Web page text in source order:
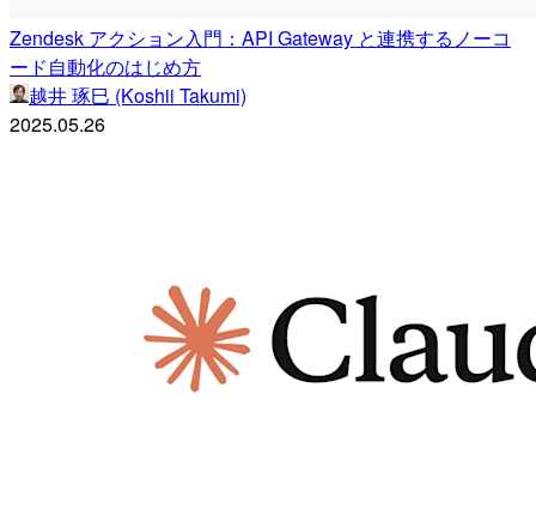
Zendesk アクション入門：API Gateway と連携するノーコ
ード自動化のはじめ方
越井 琢巳 (Koshii Takumi)
2025.05.26